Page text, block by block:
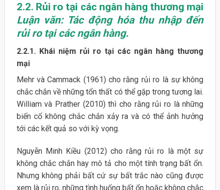
2.2. Rủi ro tại các ngân hàng thương mại
Luận văn: Tác động hóa thu nhập đến
rủi ro tại các ngân hàng.
2.2.1. Khái niệm rủi ro tại các ngân hàng thương
mại
Mehr và Cammack (1961) cho rằng rủi ro là sự không
chắc chắn về những tổn thất có thể gặp trong tương lai.
William và Prather (2010) thì cho rằng rủi ro là những
biến cố không chắc chắn xảy ra và có thể ảnh hưởng
tới các kết quả so với kỳ vọng.
Nguyễn Minh Kiều (2012) cho rằng rủi ro là một sự
không chắc chắn hay mô tả cho một tính trạng bất ổn.
Nhưng không phải bất cứ sự bất trắc nào cũng được
xem là rủi ro, những tình huống bất ổn hoặc không chắc